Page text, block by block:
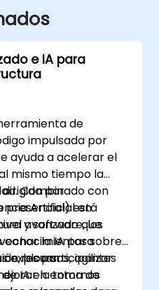
e IA para
de
impulsada por
ayuda a acelerar el
mismo tiempo la
Combinado con
Artificial en
y software, los
la IA para
recursos, agilizar
la toma de
por
presencial) está
avanzado que
conocimientos sobre
exploran
IA en entornos
los participantes